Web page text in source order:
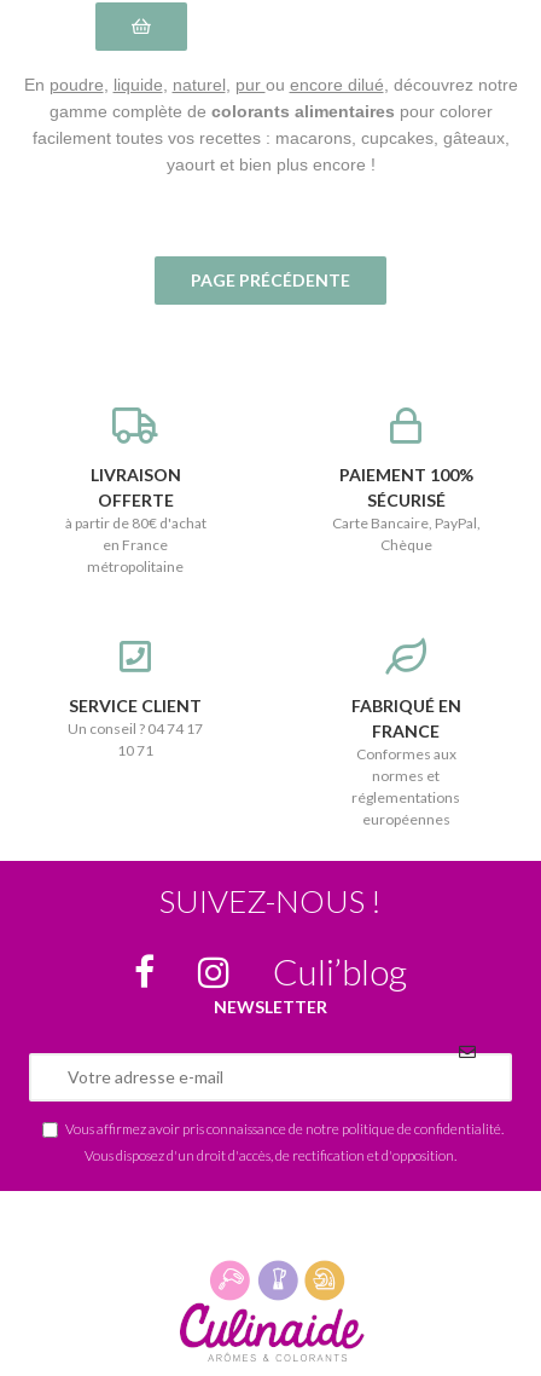
En poudre liquide naturel pur ou encore dilué , découvrez notre
gamme complète de colorants alimentaires pour colorer
facilement toutes vos recettes : macarons, cupcakes, gâteaux,
yaourt et bien plus encore !
LIVRAISON
OFFERTE
à partir de 80€ d'achat
en France
métropolitaine
PAIEMENT 100%
SÉCURISÉ
Carte Bancaire, PayPal,
Chèque
SERVICE CLIENT
Un conseil ? 04 74 17
10 71
FABRIQUÉ EN
FRANCE
Conformes aux
normes et
réglementations
européennes
SUIVEZ-NOUS !
Culi’blog
NEWSLETTER
Vous affirmez avoir pris connaissance de notre politique de confidentialité
Vous disposez d'un droit d'accès, de rectification et d'opposition.